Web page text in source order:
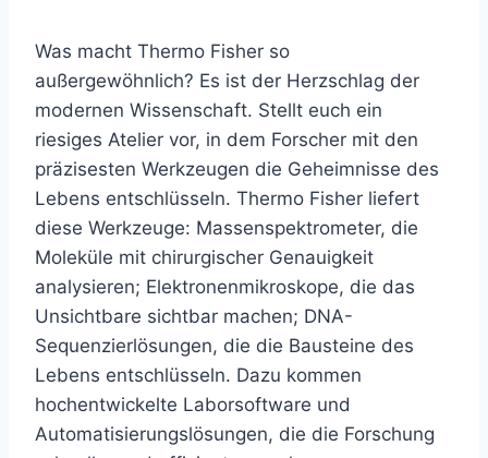
Was macht Thermo Fisher so
außergewöhnlich? Es ist der Herzschlag der
modernen Wissenschaft. Stellt euch ein
riesiges Atelier vor, in dem Forscher mit den
präzisesten Werkzeugen die Geheimnisse des
Lebens entschlüsseln. Thermo Fisher liefert
diese Werkzeuge: Massenspektrometer, die
Moleküle mit chirurgischer Genauigkeit
analysieren; Elektronenmikroskope, die das
Unsichtbare sichtbar machen; DNA-
Sequenzierlösungen, die die Bausteine des
Lebens entschlüsseln. Dazu kommen
hochentwickelte Laborsoftware und
Automatisierungslösungen, die die Forschung